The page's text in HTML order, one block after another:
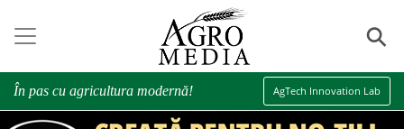
⚲
În pas cu agricultura modernă! AgTech Innovation Lab